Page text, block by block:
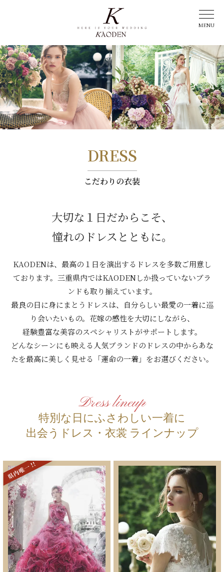
DRESS
こだわりの衣装
大切な１日だからこそ、
憧れのドレスとともに。
KAODENは、最高の１日を演出するドレスを多数ご用意し
ております。三重県内ではKAODENしか扱っていないブラ
ンドも取り揃えています。
最良の日に身にまとうドレスは、自分らしい最愛の一着に巡
り会いたいもの。花嫁の感性を大切にしながら、
経験豊富な美容のスペシャリストがサポートします。
どんなシーンにも映える人気ブランドのドレスの中からあな
たを最高に美しく見せる「運命の一着」をお選びください。
特別な日にふさわしい一着に
出会うドレス・衣裳 ラインナップ
Dress lineup